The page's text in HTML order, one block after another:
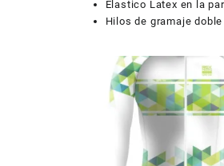
Elastico Latex en la
Hilos de gramaje